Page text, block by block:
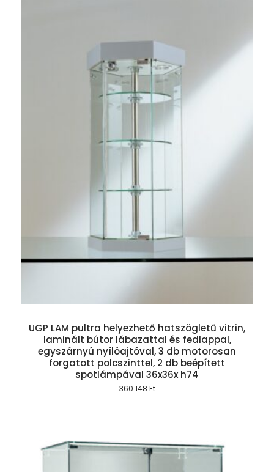
UGP LAM pultra helyezhető hatszögletű vitrin,
laminált bútor lábazattal és fedlappal,
egyszárnyú nyílóajtóval, 3 db motorosan
forgatott polcszinttel, 2 db beépített
spotlámpával 36x36x h74
360.148 Ft